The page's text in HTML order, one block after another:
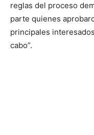
reglas del proceso
parte quienes
principales
cabo”.